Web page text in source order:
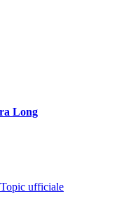
Long
ufficiale